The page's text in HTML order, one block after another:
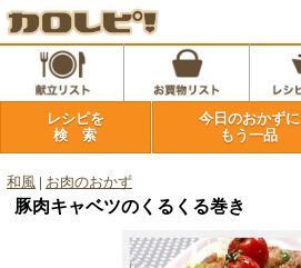
レシピを
検 索
今日のおかずに
もう一品
和風 お肉のおかず
豚肉キャベツのくるくる巻き